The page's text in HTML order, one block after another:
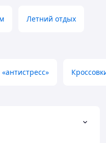
Летний отдых